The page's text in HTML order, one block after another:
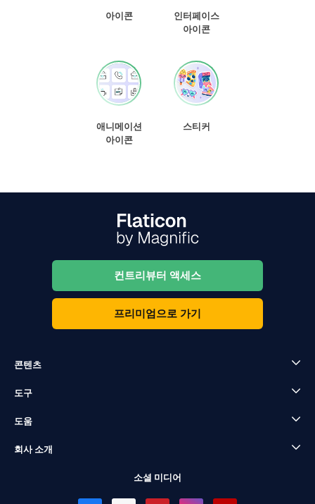
아이콘
인터페이스
아이콘
애니메이션
아이콘
스티커
컨트리뷰터 액세스
프리미엄으로 가기
콘텐츠
도구
도움
회사 소개
소셜 미디어